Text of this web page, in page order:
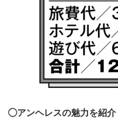
◯アンヘレスの魅力を紹介